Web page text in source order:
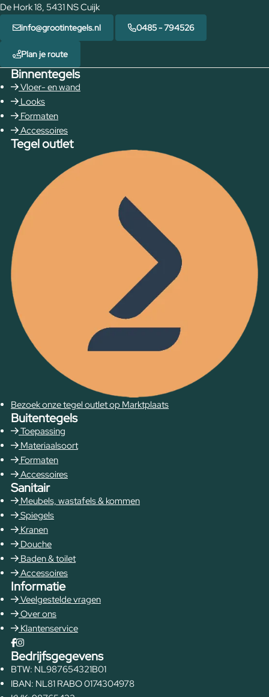
De Hork 18, 5431 NS Cuijk
info@grootintegels.nl 0485 - 794526
Plan je route
Binnentegels
Vloer- en wand
Looks
Formaten
Accessoires
Tegel outlet
Bezoek onze tegel outlet op Marktplaats
Buitentegels
Toepassing
Materiaalsoort
Formaten
Accessoires
Sanitair
Meubels, wastafels & kommen
Spiegels
Kranen
Douche
Baden & toilet
Accessoires
Informatie
Veelgestelde vragen
Over ons
Klantenservice
Bedrijfsgegevens
BTW: NL987654321B01
IBAN: NL81 RABO 0174304978